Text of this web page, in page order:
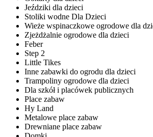
Jeździki dla dzieci
Stoliki wodne Dla Dzieci
Wieże wspinaczkowe ogrodowe dla
Zjeżdżalnie ogrodowe dla dzieci
Feber
Step 2
Little Tikes
Inne zabawki do ogrodu dla dzieci
Trampoliny ogrodowe dla dzieci
Dla szkół i placówek publicznych
Place zabaw
Hy Land
Metalowe place zabaw
Drewniane place zabaw